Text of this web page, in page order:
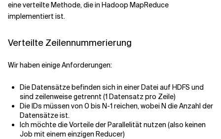
Verwandte Themen
eine verteilte Methode, die in Hadoop MapReduce
implementiert ist.
Verteilte Zeilennummerierung
Wir haben einige Anforderungen:
Die Datensätze befinden sich in einer Datei auf HDFS und
sind zeilenweise getrennt (1 Datensatz pro Zeile)
Die IDs müssen von 0 bis N-1 reichen, wobei N die Anzahl der
Datensätze ist.
Ich möchte die Vorteile der Parallelität nutzen (also keinen
Job mit einem einzigen Reducer)